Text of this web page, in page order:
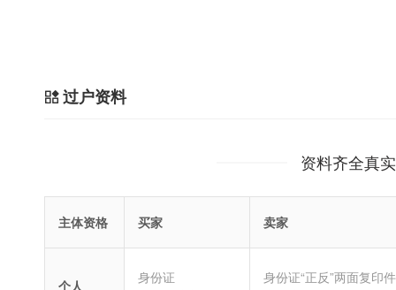
过户资料
资料齐全真
主体资格 买家 卖家
个人
身份证
身份证“正反”两面复印件